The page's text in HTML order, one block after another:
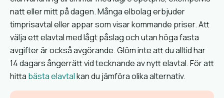
natt eller mitt på dagen. Många elbolag erbjuder
timprisavtal eller appar som visar kommande priser. Att
välja ett elavtal med lågt påslag och utan höga fasta
avgifter är också avgörande. Glöm inte att du alltid har
14 dagars ångerrätt vid tecknande av nytt elavtal. För att
hitta bästa elavtalkan du jämföra olika alternativ.